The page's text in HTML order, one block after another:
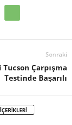
Sonraki
Tucson Çarpışma
Testinde Başarılı